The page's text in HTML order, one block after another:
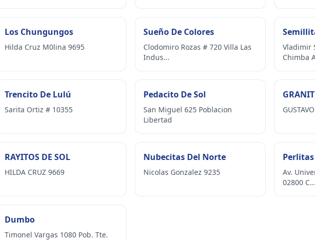
Los Chungungos
Hilda Cruz M0lina 9695
Sueño De Colores
Clodomiro Rozas # 720 Villa Las
Indus...
Vladimir
Chimba
Trencito De Lulú
Sarita Ortiz # 10355
Pedacito De Sol
San Miguel 625 Poblacion
Libertad
RAYITOS DE SOL
HILDA CRUZ 9669
Nubecitas Del Norte
Nicolas Gonzalez 9235
Av.
02800
Dumbo
Timonel Vargas 1080 Pob. Tte.